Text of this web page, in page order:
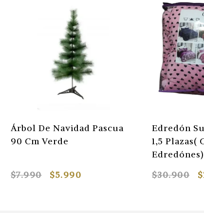
Árbol De Navidad Pascua
90 Cm Verde
$7.990 $5.990
Edredón
1,5 Plazas(
Edredónes)
$30.900